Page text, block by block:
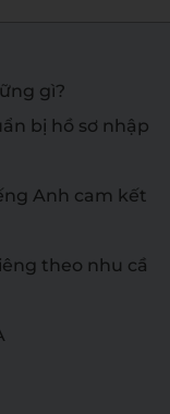
gì?
bị hồ sơ nhập
Anh cam kết
theo nhu cầ